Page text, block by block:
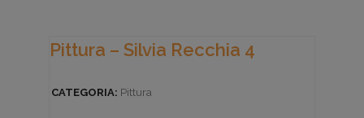
Pittura – Silvia Recchia 4
CATEGORIA: Pittura